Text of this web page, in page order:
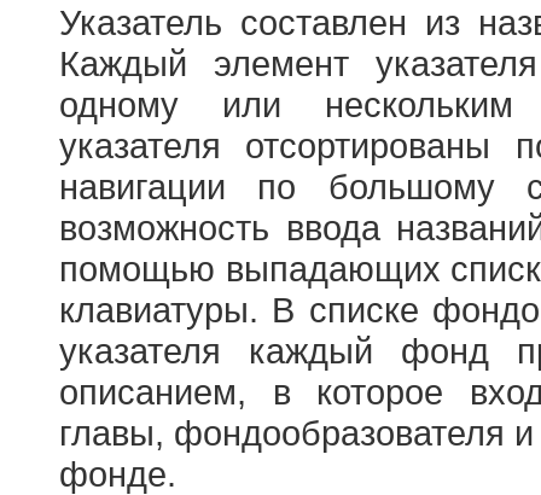
Указатель составлен из
Каждый элемент
одному или
указателя отсортированы
навигации по большому
возможность ввода
помощью выпадающих
клавиатуры. В списке
указателя каждый фонд
описанием, в которое
главы, фондообразователя
фонде.